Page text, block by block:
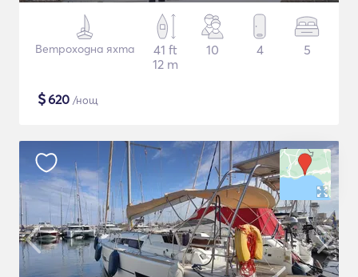
Ветроходна яхта
41 ft
12 m
10 4 5
$620 /нощ